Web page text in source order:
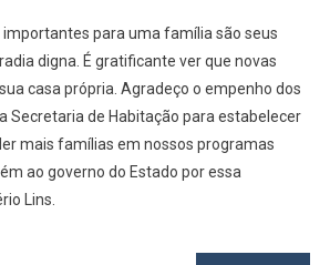
importantes para uma família são seus
digna. É gratificante ver que novas
casa própria. Agradeço o empenho dos
Secretaria de Habitação para estabelecer
mais famílias em nossos programas
ao governo do Estado por essa
Lins.